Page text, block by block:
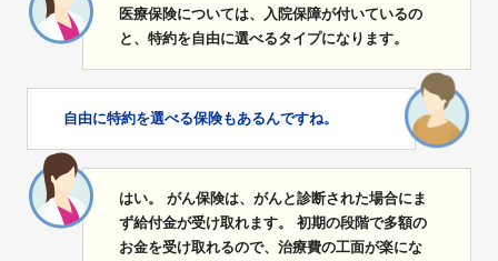
医療保険については、入院保障が付いているの
と、特約を自由に選べるタイプになります。
自由に特約を選べる保険もあるんですね。
はい。 がん保険は、がんと診断された場合にま
ず給付金が受け取れます。 初期の段階で多額の
お金を受け取れるので、治療費の工面が楽にな